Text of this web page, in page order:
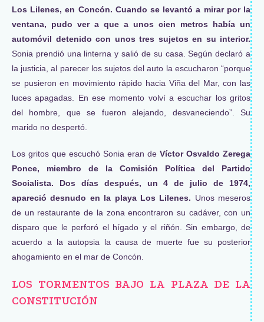
Los Lilenes, en Concón. Cuando se levantó a mirar por la
ventana, pudo ver a que a unos cien metros había un
automóvil detenido con unos tres sujetos en su interior.
Sonia prendió una linterna y salió de su casa. Según declaró a
la justicia, al parecer los sujetos del auto la escucharon “porque
se pusieron en movimiento rápido hacia Viña del Mar, con las
luces apagadas. En ese momento volví a escuchar los gritos
del hombre, que se fueron alejando, desvaneciendo”. Su
marido no despertó.
Los gritos que escuchó Sonia eran de Víctor Osvaldo Zerega
Ponce, miembro de la Comisión Política del Partido
Socialista. Dos días después, un 4 de julio de 1974,
apareció desnudo en la playa Los Lilenes. Unos meseros
de un restaurante de la zona encontraron su cadáver, con un
disparo que le perforó el hígado y el riñón. Sin embargo, de
acuerdo a la autopsia la causa de muerte fue su posterior
ahogamiento en el mar de Concón.
LOS TORMENTOS BAJO LA PLAZA DE LA
CONSTITUCIÓN